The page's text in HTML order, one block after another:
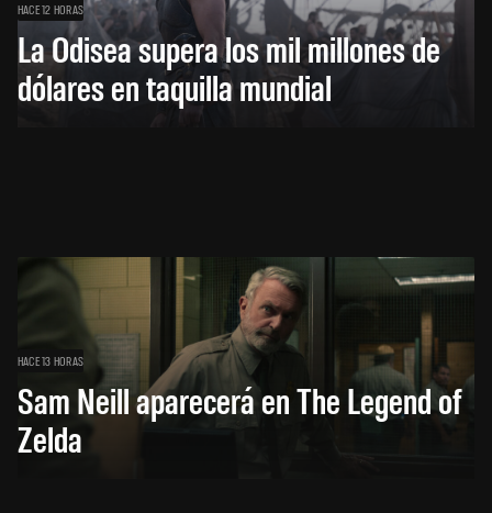
HACE 12 HORAS
La Odisea supera los mil millones de
dólares en taquilla mundial
HACE 13 HORAS
Sam Neill aparecerá en The Legend of
Zelda